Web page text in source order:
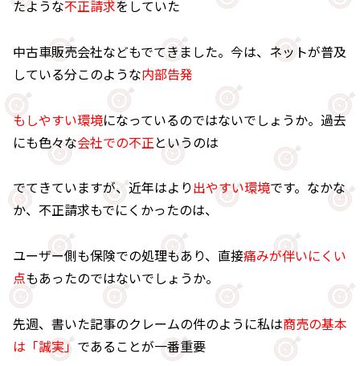
たような不正請求をしていた
中古車販売会社などもでてきました。今は、ネットが普及
している分このような内部告発
もしやすい環境になっているのではないでしょうか。過去
にも色々な会社での不正というのは
でてきていますが、近年はより出やすい環境です。なかな
か、不正請求もでにくかったのは、
ユーザー側も保険での処理もあり、直接痛みが伴いにくい
点もあったのではないでしょうか。
先週、書いた記事のクレームの件のように私は商売の基本
は「誠実」 であることが一番重要